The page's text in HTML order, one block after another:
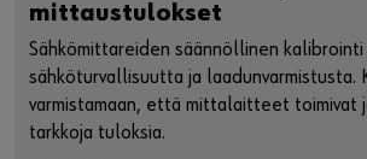
mittaustulokset
Sähkömittareiden säännöllinen
sähköturvallisuutta ja laadunvarmistusta.
varmistamaan, että mittalaitteet toimivat
tarkkoja tuloksia.